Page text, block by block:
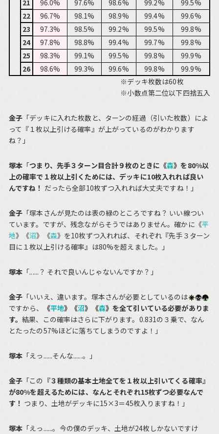
21
96.0% 97.6% 98.6% 99.2%
99.5%
22
96.7% 98.1% 98.9% 99.4%
99.6%
23
97.3% 98.5% 99.2% 99.5%
99.8%
24
97.8% 98.8% 99.4% 99.7%
99.8%
25
98.3% 99.1% 99.5% 99.8%
99.9%
26
98.6% 99.3% 99.6% 99.8%
99.9%
※デッキ枚数は60枚
※小数点第二位以下四捨五入
金子 「デッキに入れた枚数と、ターンの経過（引いた枚数）によ
って『１枚以上引ける確率』が上がっているのがわかります
ね？」
塚本 「つまり、先手３ターン目合計９枚のときに《森》を80%以
上の確率で１枚以上引くためには、デッキに10枚入れれば良い
んですね！ だったら全部10枚ずつ入れれば大丈夫ですね！」
金子 「塚本さんが見たのは表の緑のところですね？ いい線つい
ています。ですが、残念ながらそうではありません。確かに《平
地》《沼》《森》を10枚ずつ入れれば、それぞれ『先手３ターン
目に１枚以上引ける確率』は80%を超えました。」
塚本 「......？ それで良いんじゃないんですか？」
金子 「いいえ、違います。塚本さんが必要としているのは
ですから、
《平地》《沼》《森》を全て引いている必要がありま
す。結果、この確率はさらに下がります。0.831の３乗で、なん
とたったの57%ほどに落ちてしまうのですよ！」
塚本 「えっ......そんな......。」
金子 「この 『３種類の基本土地全てを１枚以上引いてくる確率』
が80%を超えるためには、なんとそれぞれ15枚ずつ必要なんで
す！ つまり、土地がデッキに15×3＝45枚入りますね！」
塚本 「えっ......。今の僕のデッキ、土地が24枚しかないですけ